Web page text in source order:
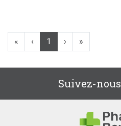
« ‹ 1 › »
Suivez-nous